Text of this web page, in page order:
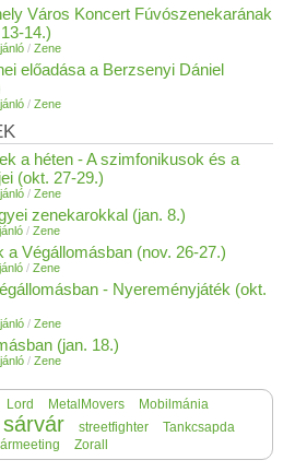
Város Koncert Fúvószenekarának
14.)
/ Zene
előadása a Berzsenyi Dániel
/ Zene
a héten - A szimfonikusok és a
(okt. 27-29.)
/ Zene
zenekarokkal (jan. 8.)
/ Zene
Végállomásban (nov. 26-27.)
/ Zene
- Nyereményjáték (okt.
/ Zene
(jan. 18.)
/ Zene
Lord MetalMovers
Mobilmánia
sárvár streetfighter
Tankcsapda
Zorall